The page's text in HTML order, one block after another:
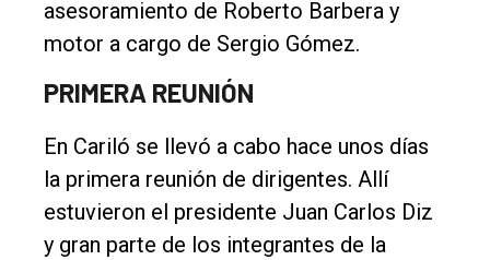
asesoramiento de Roberto Barbera y
motor a cargo de Sergio Gómez.
PRIMERA REUNIÓN
En Cariló se llevó a cabo hace unos días
la primera reunión de dirigentes. Allí
estuvieron el presidente Juan Carlos Diz
y gran parte de los integrantes de la